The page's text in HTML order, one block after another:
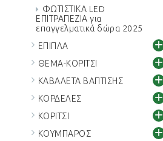
ΦΩΤΙΣΤΙΚΑ LED
ΕΠΙΤΡΑΠΕΖΙΑ για
επαγγελματικά δώρα 2025
ΕΠΙΠΛΑ
+
ΘΕΜΑ-ΚΟΡΙΤΣΙ +
ΚΑΒΑΛΕΤΑ ΒΑΠΤΙΣΗΣ +
ΚΟΡΔΕΛΕΣ +
ΚΟΡΙΤΣΙ +
ΚΟΥΜΠΑΡΟΣ +